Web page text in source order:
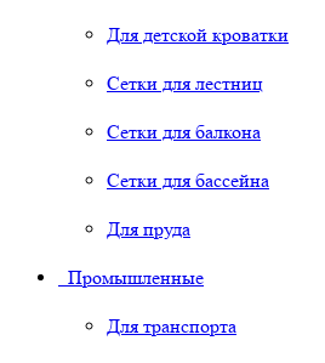
Для детской кроватки
Сетки для лестниц
Сетки для балкона
Сетки для бассейна
Для пруда
Промышленные
Для транспорта